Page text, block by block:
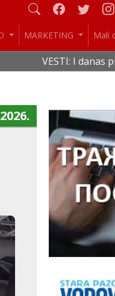
MARKETING Mali
I danas pik toplotnog